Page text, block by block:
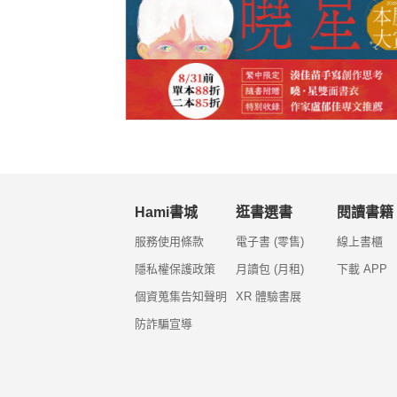
Hami書城
服務使用條款
隱私權保護政策
個資蒐集告知聲明
防詐騙宣導
逛書選書
電子書 (零售)
月讀包 (月租)
XR 體驗書展
閱讀書籍
線上書櫃
下載 APP